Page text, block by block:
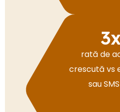
3x
rată de
crescută vs
sau